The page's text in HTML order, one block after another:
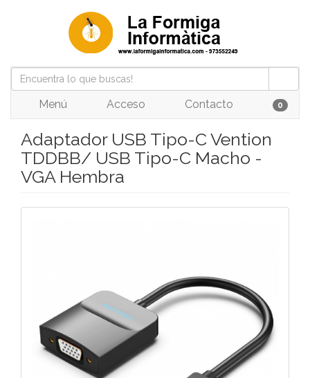
Menú Acceso Contacto 0
Adaptador USB Tipo-C Vention
TDDBB/ USB Tipo-C Macho -
VGA Hembra